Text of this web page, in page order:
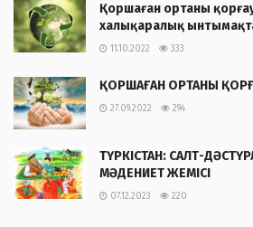
Қоршаған ортаны
халықаралық
11.10.2022 333
ҚОРШАҒАН ОРТАНЫ
27.09.2022 294
ТҮРКІСТАН: САЛТ-
МӘДЕНИЕТ ЖЕМІСІ
07.12.2023 220